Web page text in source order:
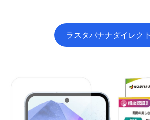
ラスタバナナダイレクト